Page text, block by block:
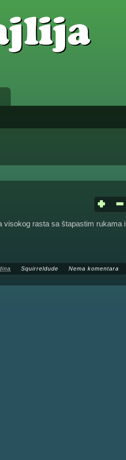
visokog rasta sa štapastim rukama i
Squirreldude Nema komentara